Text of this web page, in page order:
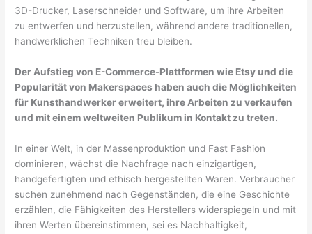
3D-Drucker, Laserschneider und Software, um ihre Arbeiten
zu entwerfen und herzustellen, während andere traditionellen,
handwerklichen Techniken treu bleiben.
Der Aufstieg von E-Commerce-Plattformen wie Etsy und die
Popularität von Makerspaces haben auch die Möglichkeiten
für Kunsthandwerker erweitert, ihre Arbeiten zu verkaufen
und mit einem weltweiten Publikum in Kontakt zu treten.
In einer Welt, in der Massenproduktion und Fast Fashion
dominieren, wächst die Nachfrage nach einzigartigen,
handgefertigten und ethisch hergestellten Waren. Verbraucher
suchen zunehmend nach Gegenständen, die eine Geschichte
erzählen, die Fähigkeiten des Herstellers widerspiegeln und mit
ihren Werten übereinstimmen, sei es Nachhaltigkeit,